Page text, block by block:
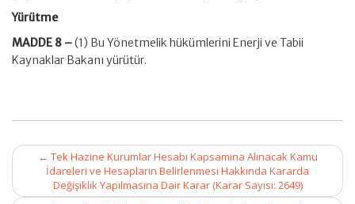
Yürütme
MADDE 8 –(1) Bu Yönetmelik hükümlerini Enerji ve Tabii
Kaynaklar Bakanı yürütür.
Post
navigation
← Tek Hazine Kurumlar Hesabı Kapsamına Alınacak Kamu
İdareleri ve Hesapların Belirlenmesi Hakkında Kararda
Değişiklik Yapılmasına Dair Karar (Karar Sayısı: 2649)